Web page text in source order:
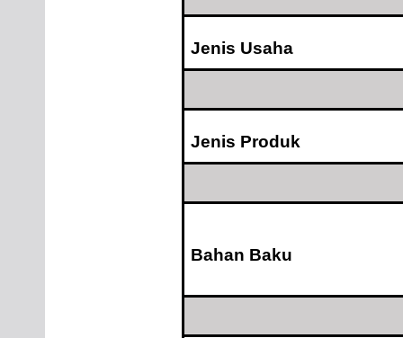
Jenis Usaha
Jenis Produk
Bahan Baku